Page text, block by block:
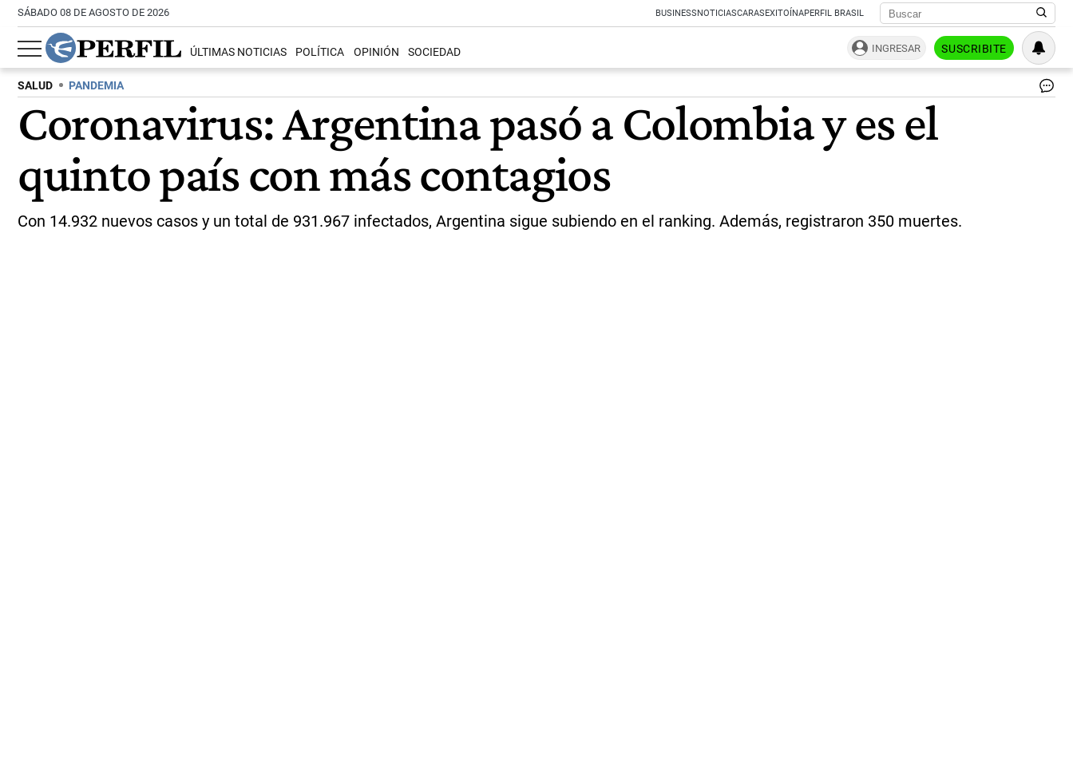
SÁBADO 08 DE AGOSTO DE 2026 BUSINESSNOTICIASCARASEXITOÍNAPERFIL BRASIL
ÚLTIMAS NOTICIAS POLÍTICA OPINIÓN SOCIEDAD INGRESAR SUSCRIBITE
SALUD PANDEMIA
Coronavirus: Argentina pasó a Colombia y es el
quinto país con más contagios
Con 14.932 nuevos casos y un total de 931.967 infectados, Argentina sigue subiendo en el ranking. Además, registraron 350 muertes.